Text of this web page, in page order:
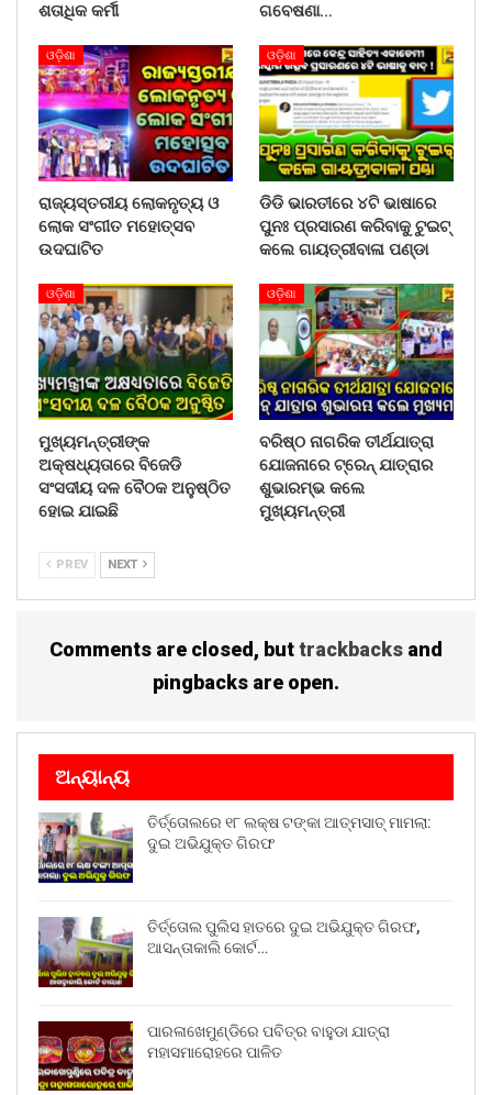
ଶତାଧିକ କର୍ମୀ
ଗବେଷଣା…
ଓଡ଼ିଶା
ରାଜ୍ୟସ୍ତରୀୟ ଲୋକନୃତ୍ୟ ଓ
ଲୋକ ସଂଗୀତ ମହୋତ୍ସବ
ଉଦଘାଟିତ
ଓଡ଼ିଶା
ଡିଡି ଭାରତୀରେ ୪ଟି ଭାଷାରେ
ପୁନଃ ପ୍ରସାରଣ କରିବାକୁ ଟୁଇଟ୍
କଲେ ଗାୟତ୍ରୀବାଳା ପଣ୍ଡା
ଓଡ଼ିଶା
ମୁଖ୍ୟମନ୍ତ୍ରୀଙ୍କ
ଅକ୍ଷଧ୍ୟତାରେ ବିଜେଡି
ସଂସଦୀୟ ଦଳ ବୈଠକ ଅନୁଷ୍ଠିତ
ହୋଇ ଯାଇଛି
ଓଡ଼ିଶା
ବରିଷ୍ଠ ନାଗରିକ ତୀର୍ଥଯାତ୍ରା
ଯୋଜନାରେ ଟ୍ରେନ୍ ଯାତ୍ରାର
ଶୁଭାରମ୍ଭ କଲେ
ମୁଖ୍ୟମନ୍ତ୍ରୀ
PREV NEXT
Comments are closed, buttrackbacks and
pingbacks are open.
ଅନ୍ୟାନ୍ୟ
ତିର୍ତ୍ତୋଲରେ ୧୮ ଲକ୍ଷ ଟଙ୍କା ଆତ୍ମସାତ୍ ମାମଲା:
ଦୁଇ ଅଭିଯୁକ୍ତ ଗିରଫ
ତିର୍ତ୍ତୋଲ ପୁଲିସ ହାତରେ ଦୁଇ ଅଭିଯୁକ୍ତ ଗିରଫ,
ଆସନ୍ତାକାଲି କୋର୍ଟ…
ପାରଳାଖେମୁଣ୍ଡିରେ ପବିତ୍ର ବାହୁଡା ଯାତ୍ରା
ମହାସମାରୋହରେ ପାଳିତ